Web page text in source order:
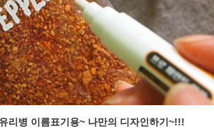
리병 이름표기용~ 나만의 디자인하기~!!!